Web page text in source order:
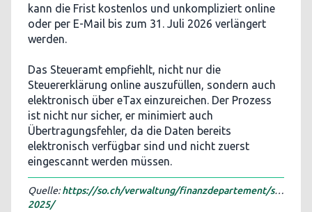
kann die Frist kostenlos und unkompliziert online
oder per E-Mail bis zum 31. Juli 2026 verlängert
werden.
Das Steueramt empfiehlt, nicht nur die
Steuererklärung online auszufüllen, sondern auch
elektronisch über eTax einzureichen. Der Prozess
ist nicht nur sicher, er minimiert auch
Übertragungsfehler, da die Daten bereits
elektronisch verfügbar sind und nicht zuerst
eingescannt werden müssen.
Quelle:https://so.ch/verwaltung/finanzdepartement/
2025/